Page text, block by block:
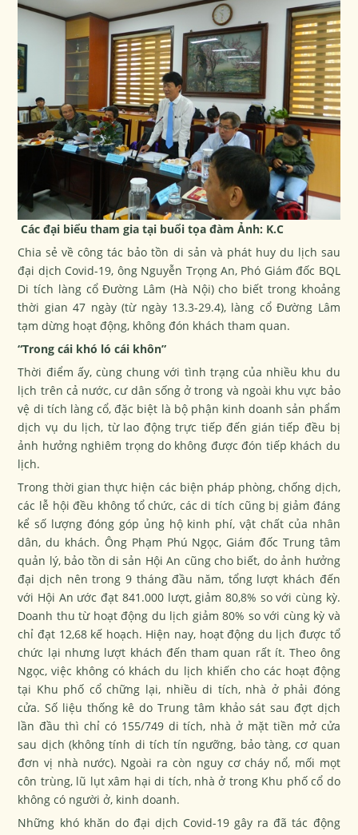
Các đại biểu tham gia tại buổi tọa đàm Ảnh: K.C
Chia sẻ về công tác bảo tồn di sản và phát huy du lịch sau
đại dịch Covid-19, ông Nguyễn Trọng An, Phó Giám đốc BQL
Di tích làng cổ Đường Lâm (Hà Nội) cho biết trong khoảng
thời gian 47 ngày (từ ngày 13.3-29.4), làng cổ Đường Lâm
tạm dừng hoạt động, không đón khách tham quan.
“Trong cái khó ló cái khôn”
Thời điểm ấy, cùng chung với tình trạng của nhiều khu du
lịch trên cả nước, cư dân sống ở trong và ngoài khu vực bảo
vệ di tích làng cổ, đặc biệt là bộ phận kinh doanh sản phẩm
dịch vụ du lịch, từ lao động trực tiếp đến gián tiếp đều bị
ảnh hưởng nghiêm trọng do không được đón tiếp khách du
lịch.
Trong thời gian thực hiện các biện pháp phòng, chống dịch,
các lễ hội đều không tổ chức, các di tích cũng bị giảm đáng
kể số lượng đóng góp ủng hộ kinh phí, vật chất của nhân
dân, du khách. Ông Phạm Phú Ngọc, Giám đốc Trung tâm
quản lý, bảo tồn di sản Hội An cũng cho biết, do ảnh hưởng
đại dịch nên trong 9 tháng đầu năm, tổng lượt khách đến
với Hội An ước đạt 841.000 lượt, giảm 80,8% so với cùng kỳ.
Doanh thu từ hoạt động du lịch giảm 80% so với cùng kỳ và
chỉ đạt 12,68 kế hoạch. Hiện nay, hoạt động du lịch được tổ
chức lại nhưng lượt khách đến tham quan rất ít. Theo ông
Ngọc, việc không có khách du lịch khiến cho các hoạt động
tại Khu phố cổ chững lại, nhiều di tích, nhà ở phải đóng
cửa. Số liệu thống kê do Trung tâm khảo sát sau đợt dịch
lần đầu thì chỉ có 155/749 di tích, nhà ở mặt tiền mở cửa
sau dịch (không tính di tích tín ngưỡng, bảo tàng, cơ quan
đơn vị nhà nước). Ngoài ra còn nguy cơ cháy nổ, mối mọt
côn trùng, lũ lụt xâm hại di tích, nhà ở trong Khu phố cổ do
không có người ở, kinh doanh.
Những khó khăn do đại dịch Covid-19 gây ra đã tác động